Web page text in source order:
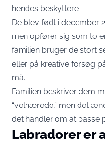
hendes beskyttere.
De blev født i december
men opfører sig som to
familien bruger de stort
eller på kreative forsøg
må.
Familien beskriver dem
“velnærede,” men det
det handler om at passe
Labradorer er